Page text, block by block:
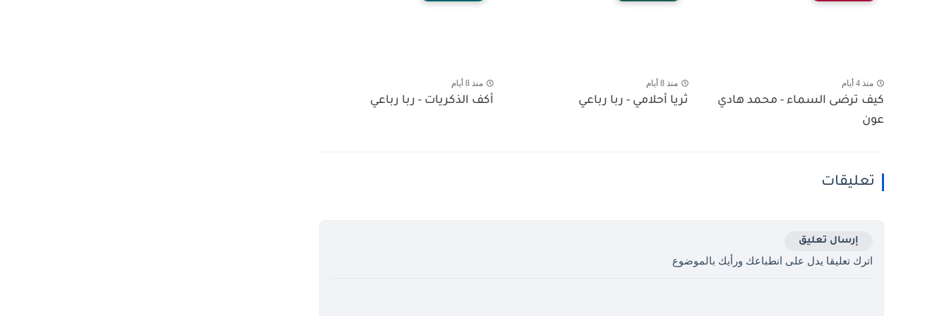
منذ 4 أيام
كيف ترضى السماء - محمد هادي
عون
منذ 8 أيام
ثريا أحلامي - ربا رباعي
منذ 8 أيام
أكف الذكريات - ربا رباعي
تعليقات
إرسال تعليق
اترك تعليقا يدل على انطباعك ورأيك بالموضوع